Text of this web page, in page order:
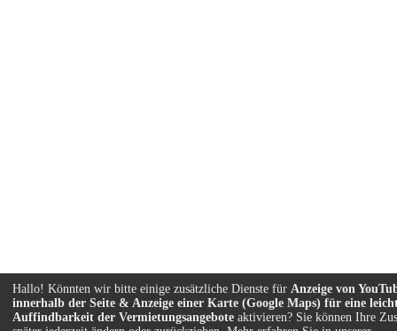
Hallo! Könnten wir bitte einige zusätzliche Dienste für Anzeige von
innerhalb der Seite & Anzeige einer Karte (Google Maps) für eine
Auffindbarkeit der Vermietungsangebote aktivieren? Sie können Ihre